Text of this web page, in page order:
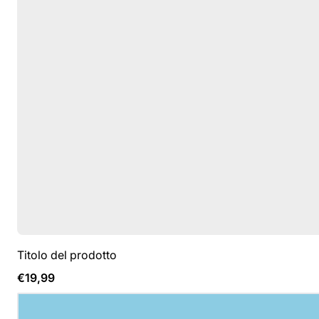
Titolo del prodotto
Prezzo
normale
€19,99